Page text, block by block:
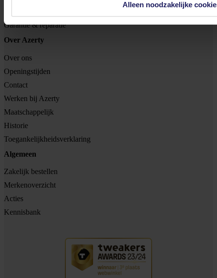
Alleen noodzakelijke
Garantie & reparatie
Over Azerty
Over ons
Openingstijden
Contact
Werken bij Azerty
Maatschappelijk
Historie
Toegankelijkheidsverklaring
Algemeen
Zakelijk bestellen
Merkenoverzicht
Acties
Kennisbank